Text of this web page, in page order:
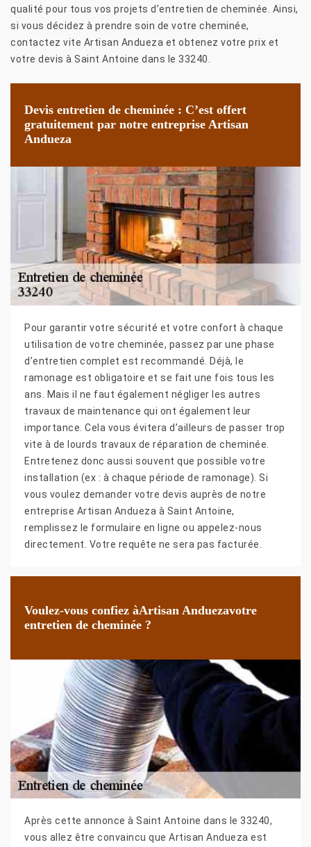
qualité pour tous vos projets d’entretien de cheminée. Ainsi,
si vous décidez à prendre soin de votre cheminée,
contactez vite Artisan Andueza et obtenez votre prix et
votre devis à Saint Antoine dans le 33240.
Devis entretien de cheminée : C’est offert
gratuitement par notre entreprise Artisan
Andueza
Pour garantir votre sécurité et votre confort à chaque
utilisation de votre cheminée, passez par une phase
d’entretien complet est recommandé. Déjà, le
ramonage est obligatoire et se fait une fois tous les
ans. Mais il ne faut également négliger les autres
travaux de maintenance qui ont également leur
importance. Cela vous évitera d’ailleurs de passer trop
vite à de lourds travaux de réparation de cheminée.
Entretenez donc aussi souvent que possible votre
installation (ex : à chaque période de ramonage). Si
vous voulez demander votre devis auprès de notre
entreprise Artisan Andueza à Saint Antoine,
remplissez le formulaire en ligne ou appelez-nous
directement. Votre requête ne sera pas facturée.
Voulez-vous confiez àArtisan Anduezavotre
entretien de cheminée ?
Après cette annonce à Saint Antoine dans le 33240,
vous allez être convaincu que Artisan Andueza est